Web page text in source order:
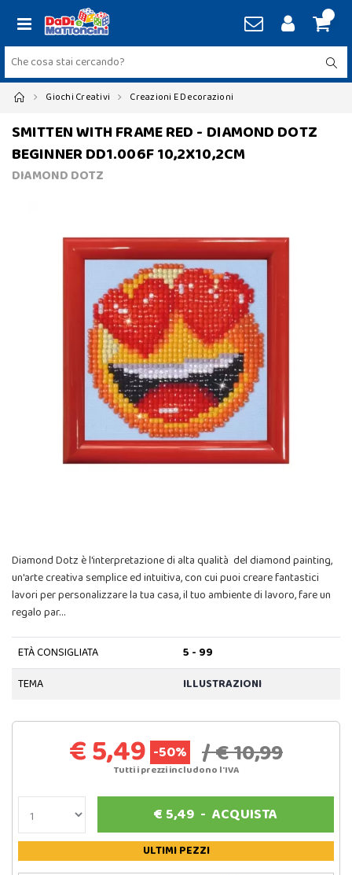
Giochi Creativi Creazioni E Decorazioni
SMITTEN WITH FRAME RED - DIAMOND DOTZ
BEGINNER DD1.006F 10,2X10,2CM
DIAMOND DOTZ
Diamond Dotz è l'interpretazione di alta qualità del diamond painting,
un'arte creativa semplice ed intuitiva, con cui puoi creare fantastici
lavori per personalizzare la tua casa, il tuo ambiente di lavoro, fare un
regalo par…
ETÀ CONSIGLIATA
5 - 99
TEMA
ILLUSTRAZIONI
€ 5,49 -50% / € 10,99
Tutti i prezzi includono l'IVA
€ 5,49 -ACQUISTA
ULTIMI PEZZI